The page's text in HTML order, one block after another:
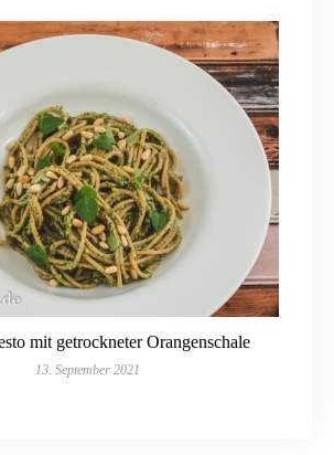
mit getrockneter Orangenschale
13. September 2021